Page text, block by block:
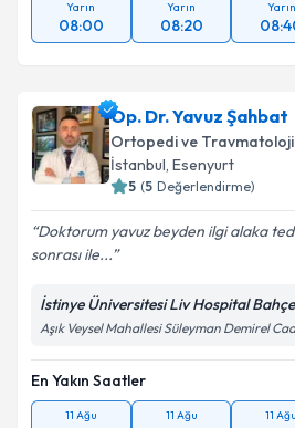
Yarın
08:00
Yarın
08:20
Yarın
Op. Dr. Yavuz Şahbat
Ortopedi ve Travmatoloji
İstanbul, Esenyurt
5 (5 Değerlendirme)
Doktorum yavuz beyden ilgi alaka
sonrası ile...
İstinye Üniversitesi Liv Hospital
Aşık Veysel Mahallesi Süleyman Demirel
En Yakın Saatler
11 Ağu 11 Ağu 11 Ağu